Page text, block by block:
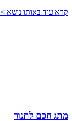
קרא עוד באותו נושא >
מתג חכם לתנור